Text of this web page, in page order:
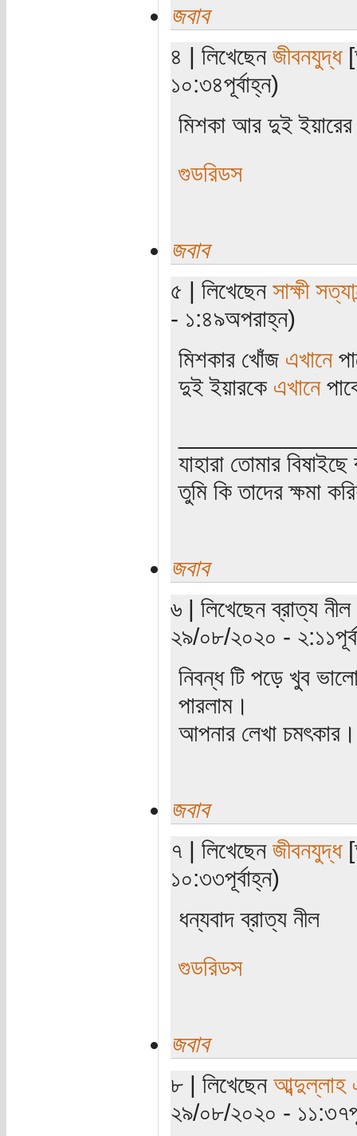
জবাব
৪ | লিখেছেন জীবনযুদ্ধ
১০:৩৪পূর্বাহ্ন)
মিশকা আর দুই ইয়ারের
গুডরিডস
জবাব
৫ | লিখেছেন সাক্ষী
- ১:৪৯অপরাহ্ন)
মিশকার খোঁজ এখানে
দুই ইয়ারকে এখানে
যাহারা তোমার
তুমি কি তাদের ক্ষমা
জবাব
৬ | লিখেছেন ব্রাত্য
২৯/০৮/২০২০ -
নিবন্ধ টি পড়ে খুব
পারলাম।
আপনার লেখা চমৎকার।
জবাব
৭ | লিখেছেন জীবনযুদ্ধ
১০:৩৩পূর্বাহ্ন)
ধন্যবাদ ব্রাত্য নীল
গুডরিডস
জবাব
৮ | লিখেছেন
২৯/০৮/২০২০ -